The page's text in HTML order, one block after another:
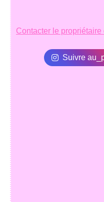
Contacter le propriétaire
Suivre